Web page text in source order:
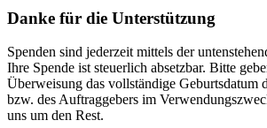
Danke für die Unterstützung
Spenden sind jederzeit mittels der
Ihre Spende ist steuerlich absetzbar. Bitte
Überweisung das vollständige Geburtsdatum
bzw. des Auftraggebers im
uns um den Rest.